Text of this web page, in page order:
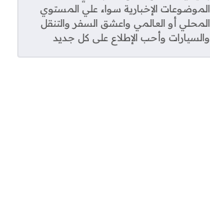
الموضوعات الإخبارية سواء علي المستوي
المحلي أو العالمي واعشق السفر والتنقل
والسيارات وأحب الإطلاع على كل جديد